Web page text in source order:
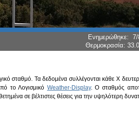
Ενημερώθηκε: 7/
Θερμοκρασία:
σταθμό. Τα δεδομένα συλλέγονται κάθε X
το Λογισμικό Weather-Display. Ο σταθμός
σε βέλτιστες θέσεις για την υψηλότερη